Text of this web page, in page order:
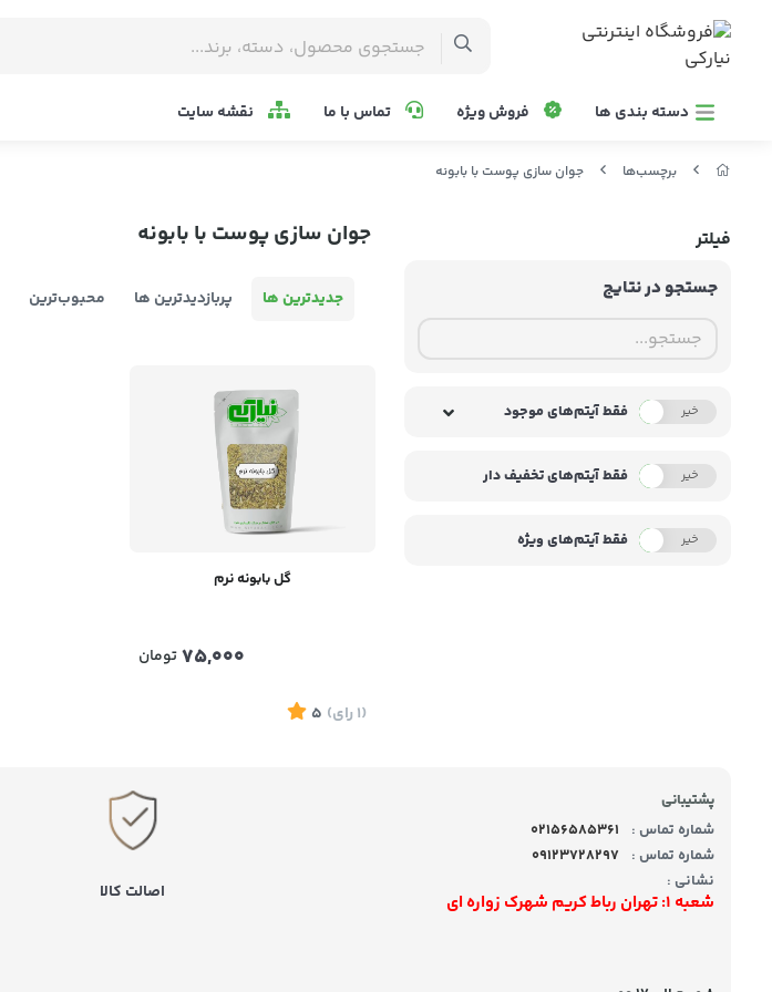
دسته بندی ها فروش ویژه تماس با ما نقشه سایت
برچسب‌ها جوان سازی پوست با بابونه
فیلتر
جستجو در نتایج
بله خیر فقط آیتم‌های موجود
بله خیر فقط آیتم‌های تخفیف دار
بله خیر فقط آیتم‌های ویژه
جوان سازی پوست با بابونه
جدیدترین ها پربازدیدترین ها محبوب‌‌ترین
گل بابونه نرم
75,000تومان
(1 رای)
5
پشتیبانی
شماره تماس :
02156585361
شماره تماس :
09123728297
نشانی :
شعبه 1: تهران رباط کریم شهرک زواره ای اصالت کالا